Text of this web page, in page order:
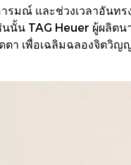
รมณ์ และช่วงเวลาอันท
น TAG Heuer ผู้ผลิต
ตา เพื่อเฉลิมฉลองจิตวิ